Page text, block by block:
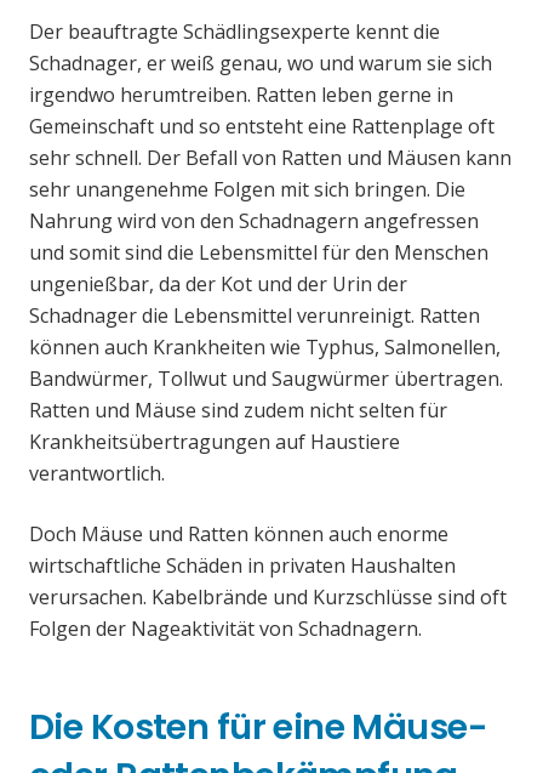
Der beauftragte Schädlingsexperte kennt die
Schadnager, er weiß genau, wo und warum sie sich
irgendwo herumtreiben. Ratten leben gerne in
Gemeinschaft und so entsteht eine Rattenplage oft
sehr schnell. Der Befall von Ratten und Mäusen kann
sehr unangenehme Folgen mit sich bringen. Die
Nahrung wird von den Schadnagern angefressen
und somit sind die Lebensmittel für den Menschen
ungenießbar, da der Kot und der Urin der
Schadnager die Lebensmittel verunreinigt. Ratten
können auch Krankheiten wie Typhus, Salmonellen,
Bandwürmer, Tollwut und Saugwürmer übertragen.
Ratten und Mäuse sind zudem nicht selten für
Krankheitsübertragungen auf Haustiere
verantwortlich.
Doch Mäuse und Ratten können auch enorme
wirtschaftliche Schäden in privaten Haushalten
verursachen. Kabelbrände und Kurzschlüsse sind oft
Folgen der Nageaktivität von Schadnagern.
Die Kosten für eine Mäuse-